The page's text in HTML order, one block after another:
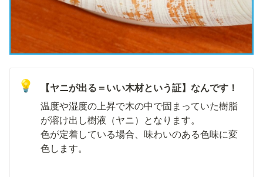
💡
【ヤニが出る＝いい木材という証】なんです！
温度や湿度の上昇で木の中で固まっていた樹脂
が溶け出し樹液（ヤニ）となります。
色が定着している場合、味わいのある色味に変
色します。